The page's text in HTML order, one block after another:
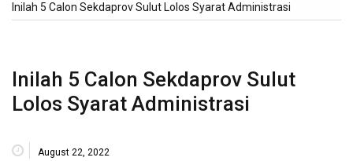
Inilah 5 Calon Sekdaprov Sulut Lolos Syarat Administrasi
Inilah 5 Calon Sekdaprov Sulut
Lolos Syarat Administrasi
August 22, 2022